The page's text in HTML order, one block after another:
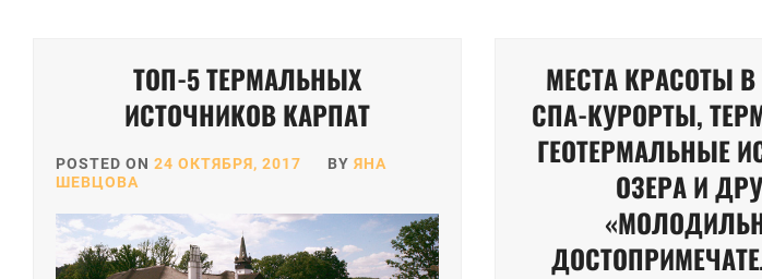
ТОП-5 ТЕРМАЛЬНЫХ
ИСТОЧНИКОВ КАРПАТ
POSTED ON 24 ОКТЯБРЯ, 2017 BY ЯНА
ШЕВЦОВА
МЕСТА КРАСОТЫ
СПА-КУРОРТЫ,
ГЕОТЕРМАЛЬНЫЕ
ОЗЕРА И